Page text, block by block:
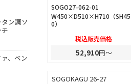
SOGO27-062-01
W450×D510×H710（SH45
0）
税込販売価格
52,910円～
SOGOKAGU 26-27
ン調ソ
、ベン